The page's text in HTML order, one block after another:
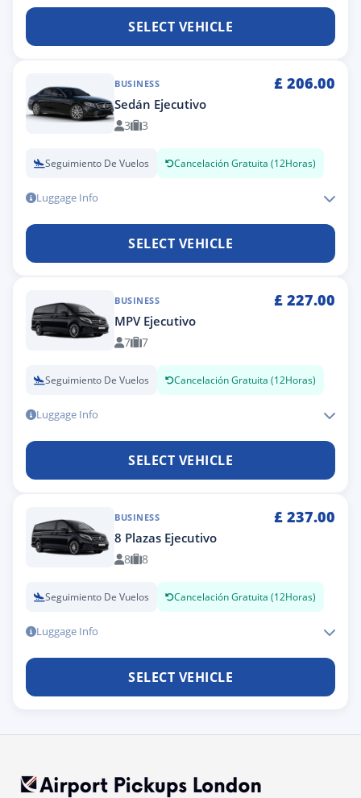
SELECT VEHICLE
BUSINESS £ 206.00
Sedán Ejecutivo
3 3
Seguimiento De Vuelos Cancelación Gratuita (12Horas)
Luggage Info
SELECT VEHICLE
BUSINESS £ 227.00
MPV Ejecutivo
7 7
Seguimiento De Vuelos Cancelación Gratuita (12Horas)
Luggage Info
SELECT VEHICLE
BUSINESS £ 237.00
8 Plazas Ejecutivo
8 8
Seguimiento De Vuelos Cancelación Gratuita (12Horas)
Luggage Info
SELECT VEHICLE